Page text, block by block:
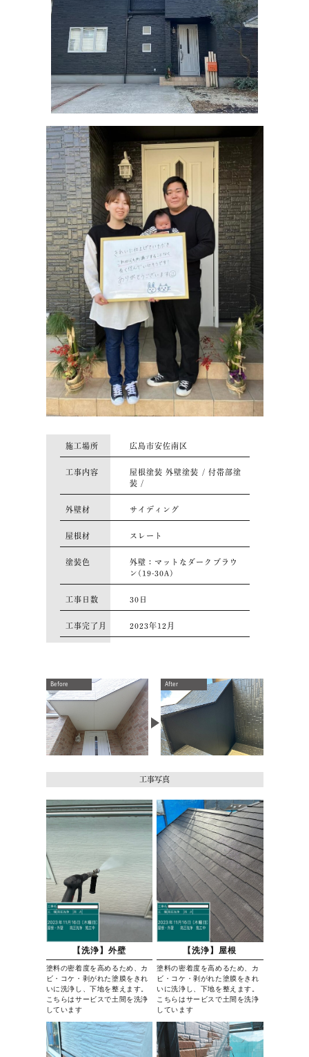
施工場所 広島市安佐南区
工事内容
屋根塗装 外壁塗装 / 付帯部塗
装 /
外壁材 サイディング
屋根材 スレート
塗装色
外壁：マットなダークブラウ
ン(19-30A)
⼯事⽇数 30日
⼯事完了月 2023年12月
Before After
工事写真
【洗浄】外壁
塗料の密着度を高めるため、カ
ビ・コケ・剥がれた塗膜をきれ
いに洗浄し、下地を整えます。
こちらはサービスで土間を洗浄
しています
【洗浄】屋根
塗料の密着度を高めるため、カ
ビ・コケ・剥がれた塗膜をきれ
いに洗浄し、下地を整えます。
こちらはサービスで土間を洗浄
しています